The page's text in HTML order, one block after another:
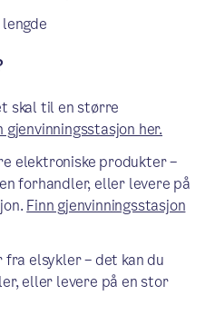
skal til en større
gjenvinningsstasjon her.
elektroniske produkter –
forhandler, eller levere på
Finn gjenvinningsstasjon
elsykler – det kan du
eller levere på en stor